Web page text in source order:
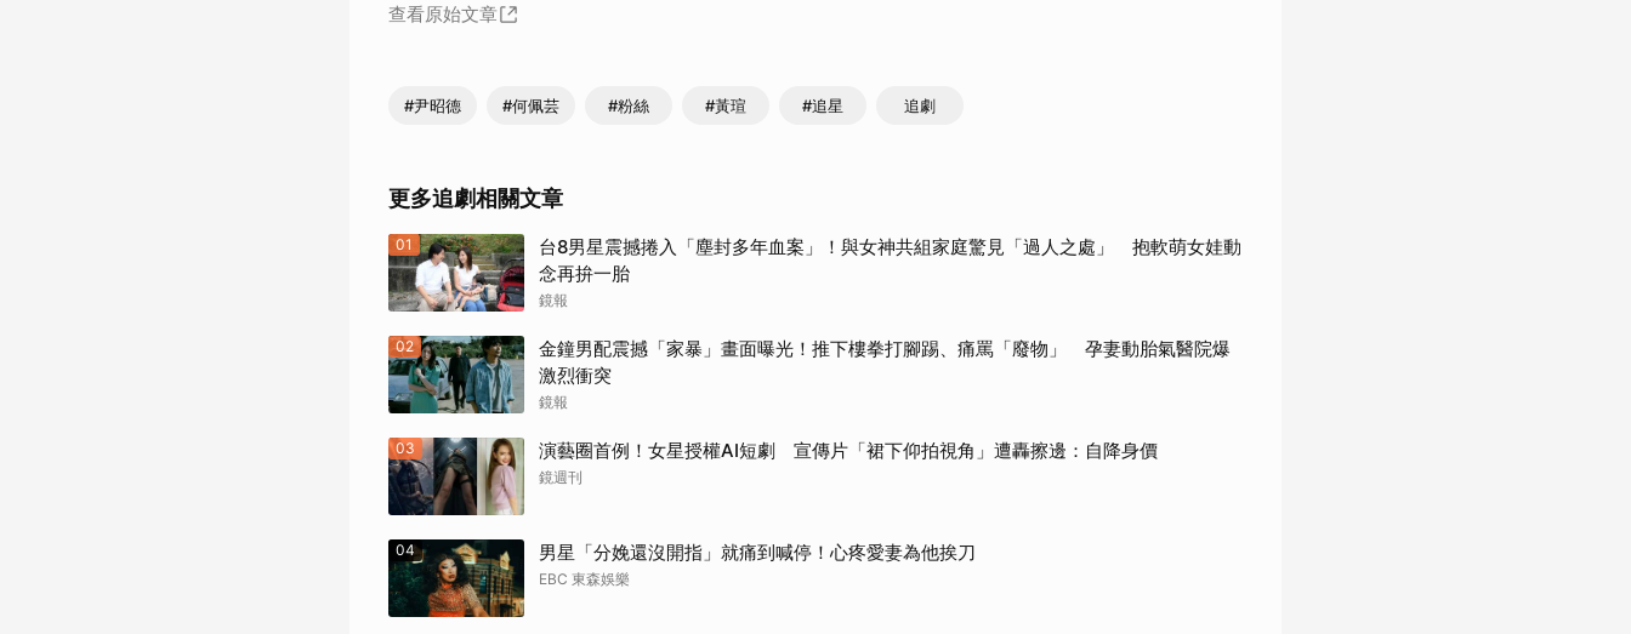
查看原始文章
#尹昭德 #何佩芸 #粉絲 #黃瑄 #追星 追劇
更多追劇相關文章
01
台8男星震撼捲入「塵封多年血案」！與女神共組家庭驚見「過人之處」 抱軟萌女娃動
念再拚一胎
鏡報
02
金鐘男配震撼「家暴」畫面曝光！推下樓拳打腳踢、痛罵「廢物」 孕妻動胎氣醫院爆
激烈衝突
鏡報
03 演藝圈首例！女星授權AI短劇 宣傳片「裙下仰拍視角」遭轟擦邊：自降身價
鏡週刊
04 男星「分娩還沒開指」就痛到喊停！心疼愛妻為他挨刀
EBC 東森娛樂